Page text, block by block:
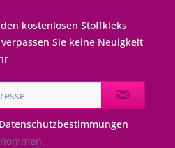
kostenlosen Stoffkleks
Sie keine Neuigkeit
Datenschutzbestimmungen